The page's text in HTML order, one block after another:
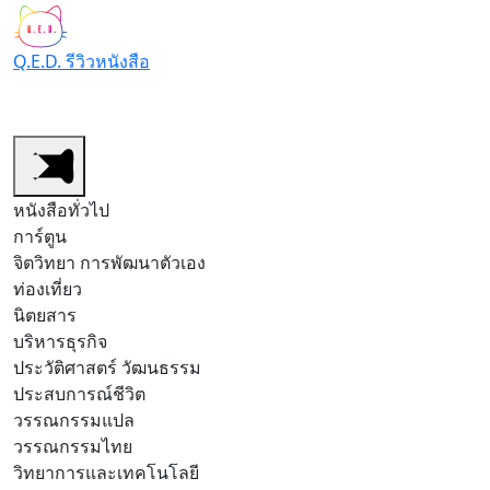
Q.E.D. รีวิวหนังสือ
หนังสือทั่วไป
การ์ตูน
จิตวิทยา การพัฒนาตัวเอง
ท่องเที่ยว
นิตยสาร
บริหารธุรกิจ
ประวัติศาสตร์ วัฒนธรรม
ประสบการณ์ชีวิต
วรรณกรรมแปล
วรรณกรรมไทย
วิทยาการและเทคโนโลยี